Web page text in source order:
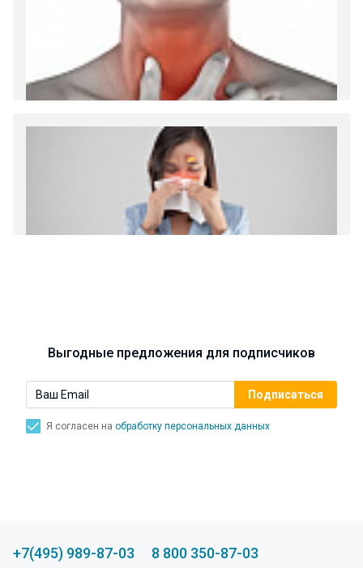
Диета 7 стол при заболеваниях почек (острый и
Ларингит: все о ларингите и его лечении. Как
спасти свой голос.
Выгодные предложения для подписчиков
Я согласен на обработку персональных данных
+7(495) 989-87-03 8 800 350-87-03